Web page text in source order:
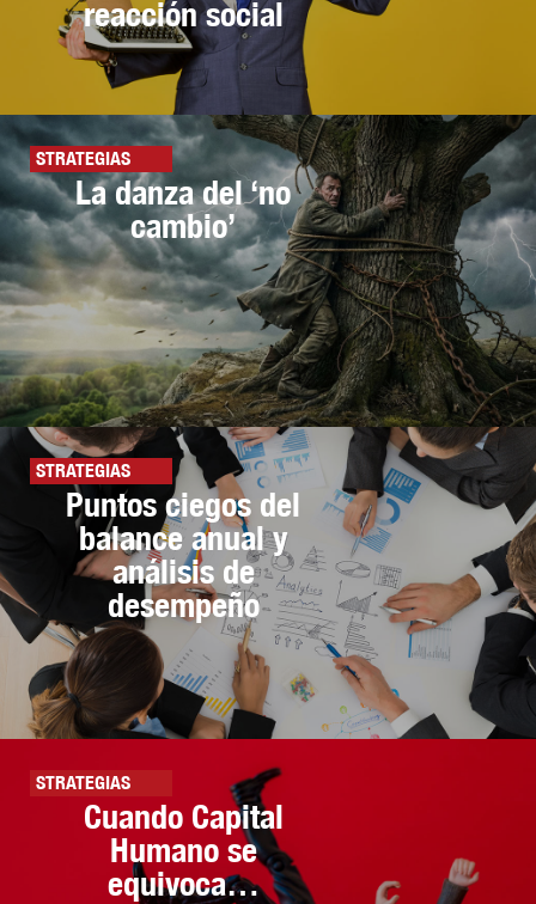
reacción social
STRATEGIAS
La danza del ‘no
cambio’
STRATEGIAS
Puntos ciegos del
balance anual y
análisis de
desempeño
STRATEGIAS
Cuando Capital
Humano se
equivoca…